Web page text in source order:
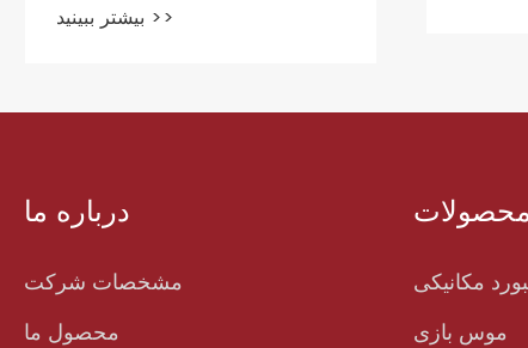
بیشتر ببینید >>
درباره ما
مشخصات شرکت
محصول ما
محصولات
مکانیکی
موس بازی